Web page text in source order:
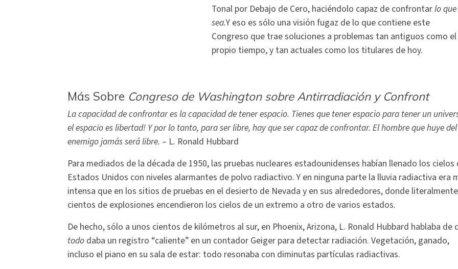
Tonal por Debajo de Cero, haciéndolo capaz de confrontarlo que
sea.Y eso es sólo una visión fugaz de lo que contiene este
Congreso que trae soluciones a problemas tan antiguos como el
propio tiempo, y tan actuales como los titulares de hoy.
Más Sobre Congreso de Washington sobre Antirradiación y Confront
La capacidad de confrontar es la capacidad de tener espacio. Tienes que tener espacio para tener un
el espacio es libertad! Y por lo tanto, para ser libre, hay que ser capaz de confrontar. El hombre que huye del
enemigo jamás será libre. – L. Ronald Hubbard
Para mediados de la década de 1950, las pruebas nucleares estadounidenses habían llenado los cielos
Estados Unidos con niveles alarmantes de polvo radiactivo. Y en ninguna parte la lluvia radiactiva era
intensa que en los sitios de pruebas en el desierto de Nevada y en sus alrededores, donde literalmente
cientos de explosiones encendieron los cielos de un extremo a otro de varios estados.
De hecho, sólo a unos cientos de kilómetros al sur, en Phoenix, Arizona, L. Ronald Hubbard hablaba de
todo daba un registro “caliente” en un contador Geiger para detectar radiación. Vegetación, ganado,
incluso el piano en su sala de estar: todo resonaba con diminutas partículas radiactivas.